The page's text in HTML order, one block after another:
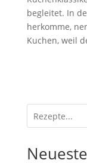
begleitet. In
herkomme,
Kuchen, weil